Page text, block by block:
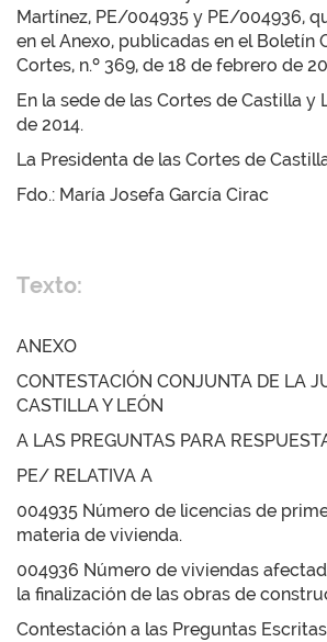
Martínez, PE/004935 y PE/004936,
en el Anexo, publicadas en el Boletín
Cortes, n.º 369, de 18 de febrero de
En la sede de las Cortes de Castilla y
de 2014.
La Presidenta de las Cortes de
Fdo.: María Josefa García Cirac
Texto:
ANEXO
CONTESTACIÓN CONJUNTA DE LA
CASTILLA Y LEÓN
A LAS PREGUNTAS PARA
PE/ RELATIVA A
004935 Número de licencias de
materia de vivienda.
004936 Número de viviendas
la finalización de las obras de
Contestación a las Preguntas